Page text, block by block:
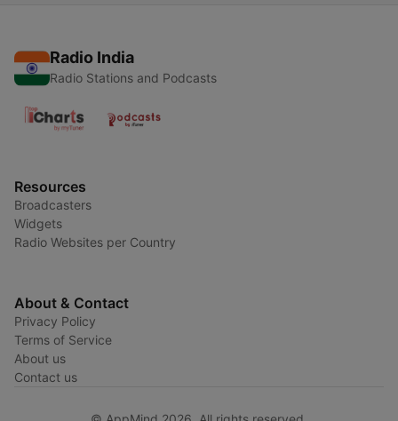
Radio India
Radio Stations and Podcasts
Resources
Broadcasters
Widgets
Radio Websites per Country
About & Contact
Privacy Policy
Terms of Service
About us
Contact us